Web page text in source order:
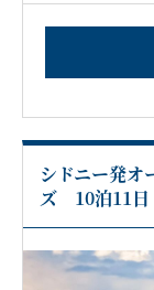
シドニー発オ
ズ 10泊11日